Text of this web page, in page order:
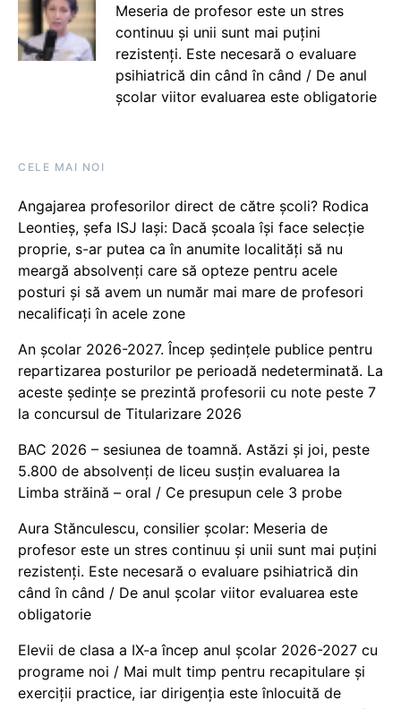
Meseria de profesor este un stres
continuu și unii sunt mai puțini
rezistenți. Este necesară o evaluare
psihiatrică din când în când / De anul
școlar viitor evaluarea este obligatorie
CELE MAI NOI
Angajarea profesorilor direct de către școli? Rodica
Leontieș, șefa ISJ Iași: Dacă școala își face selecție
proprie, s-ar putea ca în anumite localități să nu
meargă absolvenți care să opteze pentru acele
posturi și să avem un număr mai mare de profesori
necalificați în acele zone
An școlar 2026-2027. Încep ședințele publice pentru
repartizarea posturilor pe perioadă nedeterminată. La
aceste ședințe se prezintă profesorii cu note peste 7
la concursul de Titularizare 2026
BAC 2026 – sesiunea de toamnă. Astăzi și joi, peste
5.800 de absolvenți de liceu susțin evaluarea la
Limba străină – oral / Ce presupun cele 3 probe
Aura Stănculescu, consilier școlar: Meseria de
profesor este un stres continuu și unii sunt mai puțini
rezistenți. Este necesară o evaluare psihiatrică din
când în când / De anul școlar viitor evaluarea este
obligatorie
Elevii de clasa a IX-a încep anul școlar 2026-2027 cu
programe noi / Mai mult timp pentru recapitulare și
exerciții practice, iar dirigenția este înlocuită de